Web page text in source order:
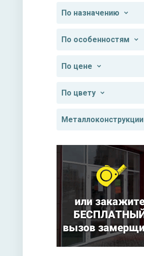
По назначению
По особенностям
По цене
По цвету
Металлоконструкции